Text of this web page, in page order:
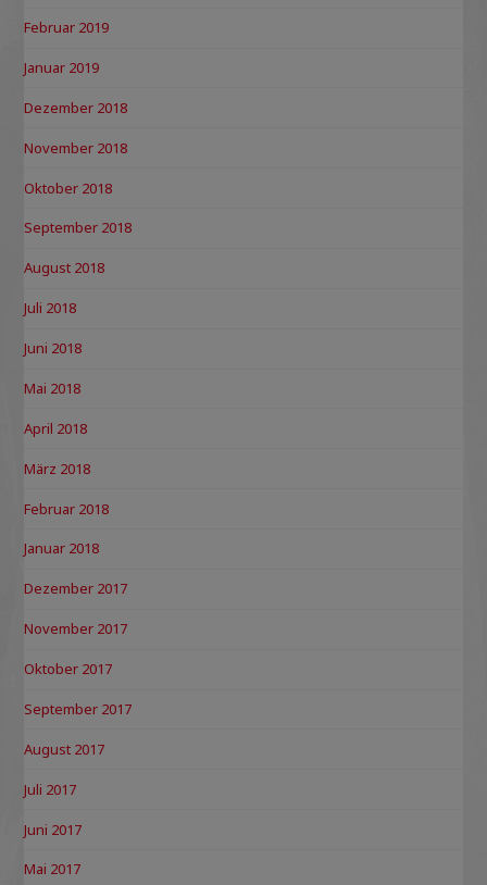
Februar 2019
Januar 2019
Dezember 2018
November 2018
Oktober 2018
September 2018
August 2018
Juli 2018
Juni 2018
Mai 2018
April 2018
März 2018
Februar 2018
Januar 2018
Dezember 2017
November 2017
Oktober 2017
September 2017
August 2017
Juli 2017
Juni 2017
Mai 2017